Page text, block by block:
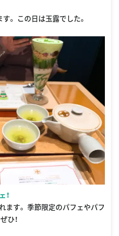
。 この日は玉露でした。
！
ます。 季節限定のパフェやパフ
ひ！